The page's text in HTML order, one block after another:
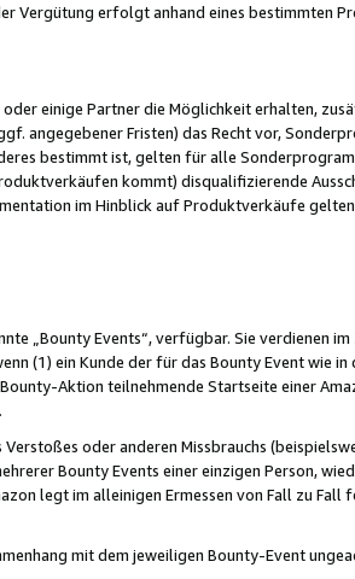
Vergütung erfolgt anhand eines bestimmten
einige Partner die Möglichkeit erhalten,
angegebener Fristen) das Recht vor,
bestimmt ist, gelten für alle
kommt) disqualifizierende
im Hinblick auf Produktverkäufe
„Bounty Events“, verfügbar. Sie verdienen im
(1) ein Kunde der für das Bounty Event wie in
Aktion teilnehmende Startseite einer
oder anderen Missbrauchs
Bounty Events einer einzigen Person,
legt im alleinigen Ermessen von Fall zu Fall
mit dem jeweiligen Bounty-Event